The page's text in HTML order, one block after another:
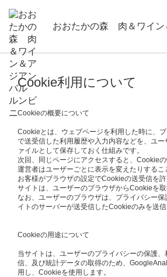
Cookie利用について
Cookieの概要について
Cookieとは、ウェブページを利用した時に、
で送受信した利用履歴や入力内容などを、ユ
ァイルとして保存しておく仕組みです。
次回、同じページにアクセスすると、Cookie
運営者はユーザーごとに表示を変えたりするこ
お客様がブラウザの設定でCookieの送受信を
サイトは、ユーザーのブラウザからCookieを取
なお、ユーザーのブラウザは、プライバシー
イトのサーバーが送受信したCookieのみを送信
Cookieの用途について
当サイトは、ユーザーのプライバシーの保護
信、及び統計データの取得のため、
用し、Cookieを使用します。